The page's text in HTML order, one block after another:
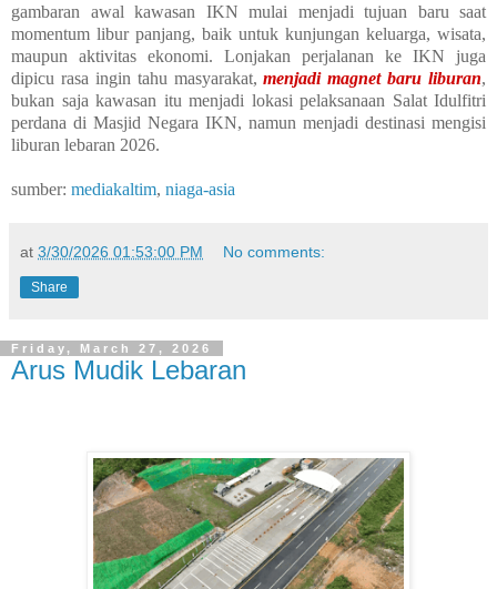
gambaran awal kawasan IKN mulai menjadi tujuan baru saat
momentum libur panjang, baik untuk kunjungan keluarga, wisata,
maupun aktivitas ekonomi. Lonjakan perjalanan ke IKN juga
dipicu rasa ingin tahu masyarakat,menjadi magnet baru liburan,
bukan saja kawasan itu menjadi lokasi pelaksanaan Salat Idulfitri
perdana di Masjid Negara IKN, namun menjadi destinasi mengisi
liburan lebaran 2026.
sumber: mediakaltim, niaga-asia
at 3/30/2026 01:53:00 PM No comments:
Share
Friday, March 27, 2026
Arus Mudik Lebaran